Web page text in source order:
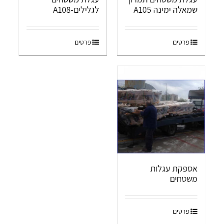
שמאלה ימינה A105
פרטים
לגלילים-A108
פרטים
אספקת עגלות
משטחים
פרטים